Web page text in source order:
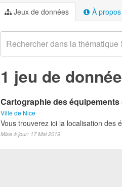
Jeux de données À propos
1 jeu de
Cartographie des
Ville de Nice
Vous trouverez ici la localisation des
Mise à jour: 17 Mai 2019